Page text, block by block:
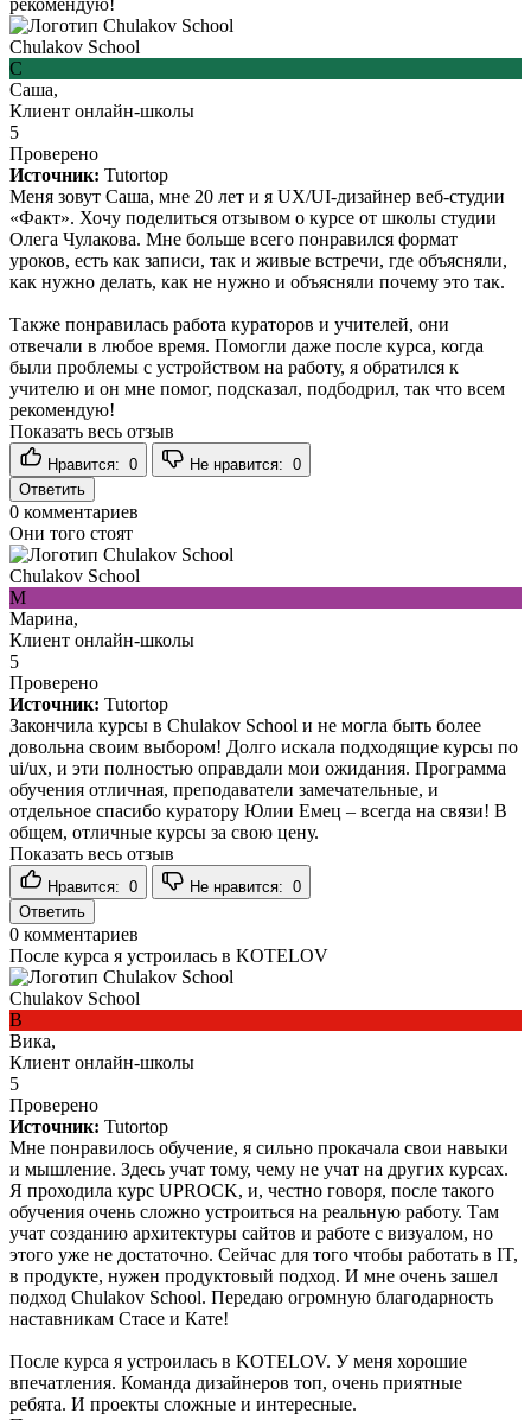
Chulakov School
С
Саша,
Клиент онлайн-школы
5
Проверено
Источник: Tutortop
Меня зовут Саша, мне 20 лет и я UX/UI-дизайнер веб-студии
«Факт». Хочу поделиться отзывом о курсе от школы студии
Олега Чулакова. Мне больше всего понравился формат
уроков, есть как записи, так и живые встречи, где объясняли,
как нужно делать, как не нужно и объясняли почему это так.
Также понравилась работа кураторов и учителей, они
отвечали в любое время. Помогли даже после курса, когда
были проблемы с устройством на работу, я обратился к
учителю и он мне помог, подсказал, подбодрил, так что всем
рекомендую!
Показать весь отзыв
Нравится: 0 Не нравится: 0
Ответить
0 комментариев
Они того стоят
Chulakov School
М
Марина,
Клиент онлайн-школы
5
Проверено
Источник: Tutortop
Закончила курсы в Chulakov School и не могла быть более
довольна своим выбором! Долго искала подходящие курсы по
ui/ux, и эти полностью оправдали мои ожидания. Программа
обучения отличная, преподаватели замечательные, и
отдельное спасибо куратору Юлии Емец – всегда на связи! В
общем, отличные курсы за свою цену.
Показать весь отзыв
Нравится: 0 Не нравится: 0
Ответить
0 комментариев
После курса я устроилась в KOTELOV
Chulakov School
В
Вика,
Клиент онлайн-школы
5
Проверено
Источник: Tutortop
Мне понравилось обучение, я сильно прокачала свои навыки
и мышление. Здесь учат тому, чему не учат на других курсах.
Я проходила курс UPROCK, и, честно говоря, после такого
обучения очень сложно устроиться на реальную работу. Там
учат созданию архитектуры сайтов и работе с визуалом, но
этого уже не достаточно. Сейчас для того чтобы работать в IT,
в продукте, нужен продуктовый подход. И мне очень зашел
подход Сhulakov School. Передаю огромную благодарность
наставникам Стасе и Кате!
После курса я устроилась в KOTELOV. У меня хорошие
впечатления. Команда дизайнеров топ, очень приятные
ребята. И проекты сложные и интересные.